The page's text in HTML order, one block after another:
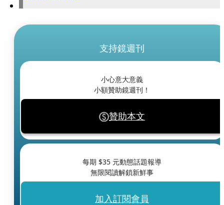
支持鏡週刊
小心意大意義
小額贊助鏡週刊！
贊助本文
每期 $35 元動態話題報導
無限閱讀解鎖新鮮事
加入訂閱會員